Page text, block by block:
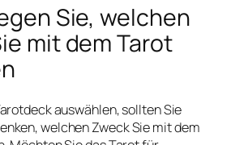
Sie, welchen
mit dem Tarot
auswählen, sollten Sie
welchen Zweck Sie mit dem